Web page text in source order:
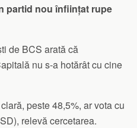
partid nou înființat rupe
de BCS arată că
nu s-a hotărât cu cine
peste 48,5%, ar vota cu
relevă cercetarea.